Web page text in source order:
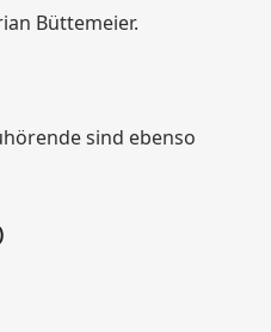
Büttemeier.
sind ebenso